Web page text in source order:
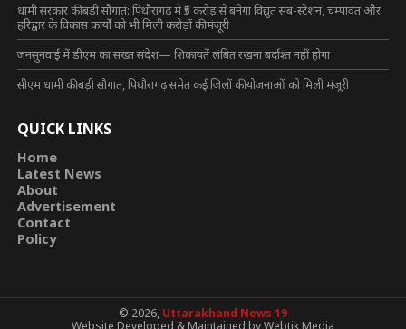
धामी सरकार की बड़ी सौगात: पिथौरागढ़ में ₹5 करोड़ से बनेगा विद्युत सब-स्टेशन, चम्पावत और
हरिद्वार के विकास कार्यों को भी मिली करोड़ों की मंजूरी
जनसुनवाई में डीएम का सख्त संदेश— शिकायतें लंबित रखना बर्दाश्त नहीं होगा
सीएम धामी की बड़ी सौगात, पिथौरागढ़ समेत कई जिलों की योजनाओं को मिली मंजूरी
QUICK LINKS
Home
Latest News
About
Advertisement
Contact
Policy
© 2026, Uttarakhand News 19
Website Developed & Maintained by Webtik Media